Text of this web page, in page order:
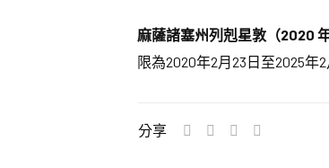
麻薩諸塞州列剋星敦（2020 年
限為2020年2月23日至2025年2
分享